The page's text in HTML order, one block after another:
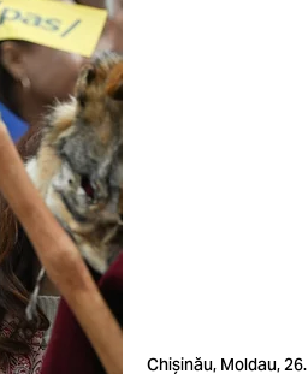
Chișinău, Moldau, 26.